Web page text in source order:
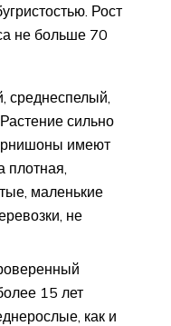
Рост
не больше 70
среднеспелый,
сильно
имеют
плотная,
маленькие
не
15 лет
как и